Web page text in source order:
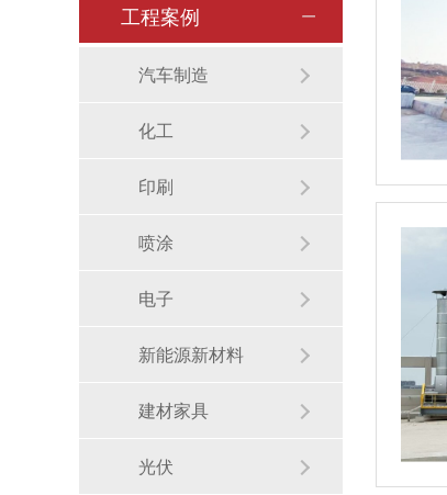
工程案例
汽车制造
化工
印刷
喷涂
电子
新能源新材料
建材家具
光伏